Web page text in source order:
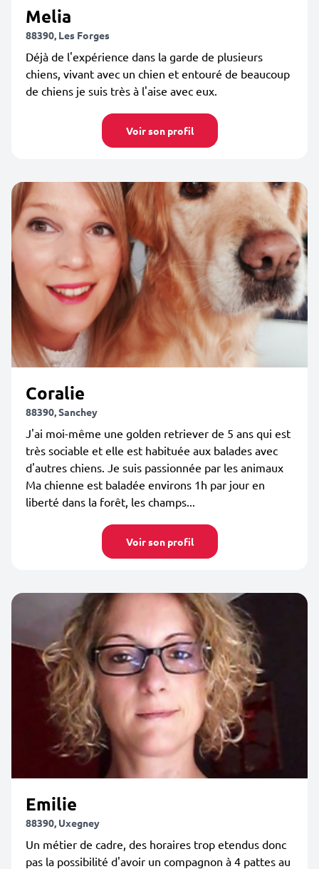
Melia
88390, Les Forges
Déjà de l'expérience dans la garde de plusieurs
chiens, vivant avec un chien et entouré de beaucoup
de chiens je suis très à l'aise avec eux.
Voir son profil
Coralie
88390, Sanchey
J'ai moi-même une golden retriever de 5 ans qui est
très sociable et elle est habituée aux balades avec
d'autres chiens. Je suis passionnée par les animaux
Ma chienne est baladée environs 1h par jour en
liberté dans la forêt, les champs...
Voir son profil
Emilie
88390, Uxegney
Un métier de cadre, des horaires trop etendus donc
pas la possibilité d'avoir un compagnon à 4 pattes au